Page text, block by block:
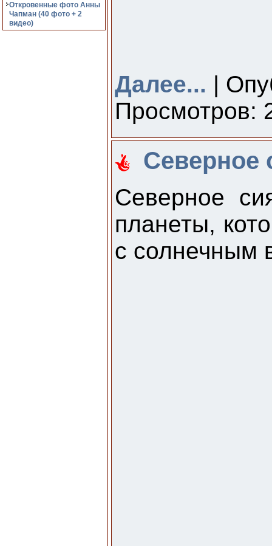
Откровенные фото Анны
Чапман (40 фото + 2
видео)
Далее... |
Просмотров:
Северное
Северное
планеты,
с солнечным